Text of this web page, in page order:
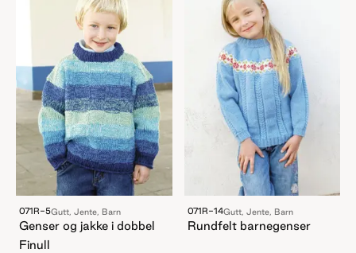
071R-5Gutt, Jente, Barn
Genser og jakke i dobbel
Finull
071R-14Gutt, Jente, Barn
Rundfelt barnegenser